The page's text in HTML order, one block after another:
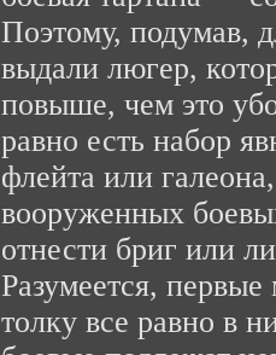
Поэтому, подумав,
выдали люгер,
повыше, чем это
равно есть набор
флейта или
вооруженных
отнести бриг или
Разумеется,
толку все равно в